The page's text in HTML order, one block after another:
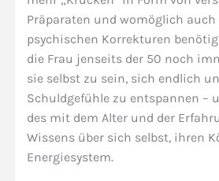
Präparaten und womöglich
psychischen Korrekturen
die Frau jenseits der 50 noch
sie selbst zu sein, sich endlich
Schuldgefühle zu entspannen –
des mit dem Alter und der
Wissens über sich selbst, ihren
Energiesystem.